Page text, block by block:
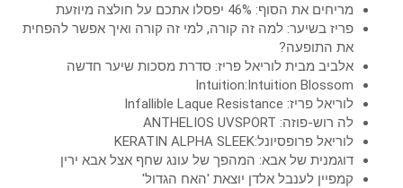
מריחים את הסוף: 46% יפסלו אתכם על חולצה מיוזעת
פריז בשיער: למה זה קורה, למי זה קורה ואיך אפשר להפחית
את התופעה?
אלביב מבית לוריאל פריז: סדרת מסכות שיער חדשה
Intuition:Intuition Blossom
לוריאל פריז: Infallible Laque Resistance
לה רוש-פוזה: ANTHELIOS UVSPORT
לוריאל פרופסיונל:KERATIN ALPHA SLEEK
דוגמנית של אבא: המהפך של עונג שחף אצל אבא ירין
קמפיין לענבל אלדן יוצאת 'האח הגדול'